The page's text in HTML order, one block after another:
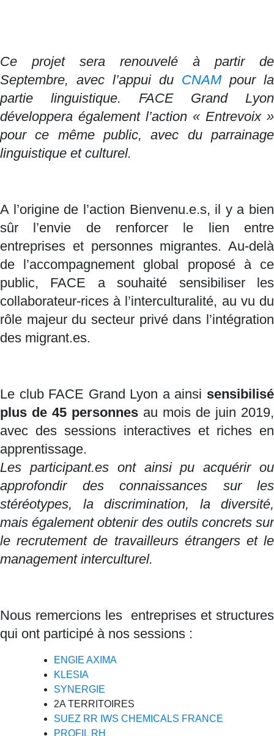
Ce projet sera renouvelé à partir de
Septembre, avec l’appui du CNAMpour la
partie linguistique. FACE Grand Lyon
développera également l’action « Entrevoix »
pour ce même public, avec du parrainage
linguistique et culturel.
A l’origine de l’action Bienvenu.e.s, il y a bien
sûr l’envie de renforcer le lien entre
entreprises et personnes migrantes. Au-delà
de l’accompagnement global proposé à ce
public, FACE a souhaité sensibiliser les
collaborateur-rices à l’interculturalité, au vu du
rôle majeur du secteur privé dans l’intégration
des migrant.es.
Le club FACE Grand Lyon a ainsi sensibilisé
plus de 45 personnes au mois de juin 2019,
avec des sessions interactives et riches en
apprentissage.
Les participant.es ont ainsi pu acquérir ou
approfondir des connaissances sur les
stéréotypes, la discrimination, la diversité,
mais également obtenir des outils concrets sur
le recrutement de travailleurs étrangers et le
management interculturel.
Nous remercions les entreprises et structures
qui ont participé à nos sessions :
ENGIE AXIMA
KLESIA
SYNERGIE
2A TERRITOIRES
SUEZ RR IWS CHEMICALS FRANCE
PROFIL RH